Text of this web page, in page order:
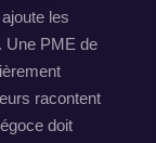
les
Une PME de
racontent
doit